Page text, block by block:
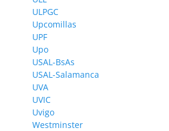
ULPGC
Upcomillas
UPF
Upo
USAL-BsAs
USAL-Salamanca
UVA
UVIC
Uvigo
Westminster